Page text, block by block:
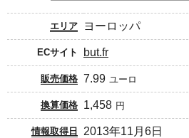
エリア ヨーロッパ
ECサイト but.fr
販売価格 7.99 ユーロ
換算価格 1,458 円
情報取得日 2013年11月6日